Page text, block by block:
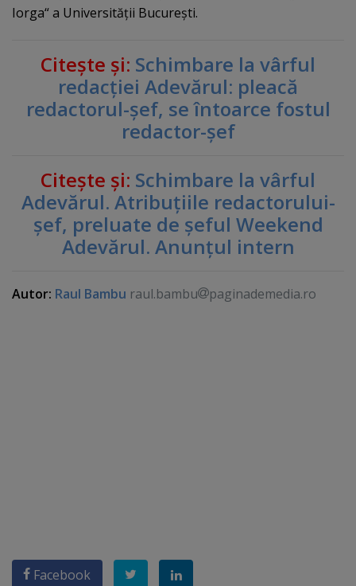
Iorga“ a Universităţii Bucureşti.
Citeşte şi: Schimbare la vârful
redacţiei Adevărul: pleacă
redactorul-şef, se întoarce fostul
redactor-şef
Citeşte şi: Schimbare la vârful
Adevărul. Atribuţiile redactorului-
şef, preluate de şeful Weekend
Adevărul. Anunţul intern
Autor: Raul Bambu raul.bambu paginademedia.ro
Facebook